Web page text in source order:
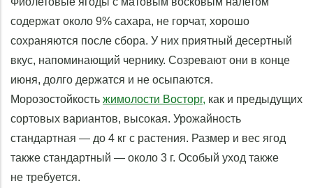
содержат около 9% сахара, не горчат, хорошо
сохраняются после сбора. У них приятный десертный
вкус, напоминающий чернику. Созревают они в конце
июня, долго держатся и не осыпаются.
Морозостойкость жимолости Восторг, как и предыдущих
сортовых вариантов, высокая. Урожайность
стандартная — до 4 кг с растения. Размер и вес ягод
также стандартный — около 3 г. Особый уход также
не требуется.